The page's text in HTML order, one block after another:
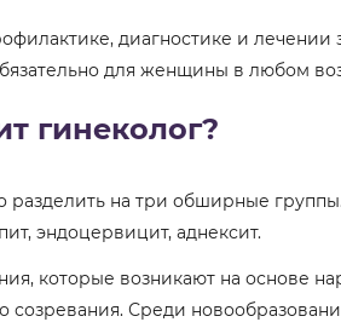
диагностике и
для женщины в любом
гинеколог?
на три обширные
эндоцервицит, аднексит.
которые возникают на основе
созревания. Среди